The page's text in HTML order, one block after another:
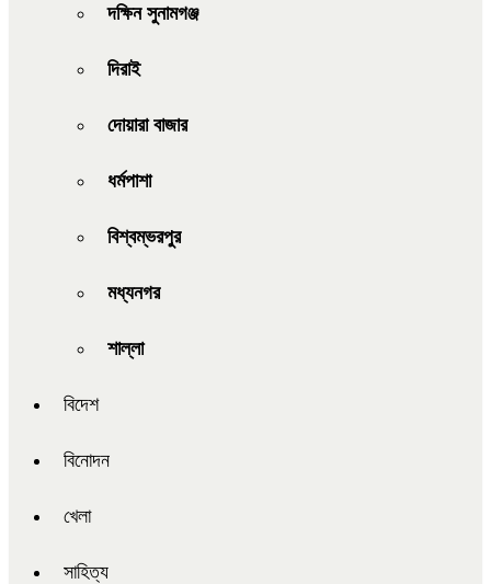
দক্ষিন সুনামগঞ্জ
দিরাই
দোয়ারা বাজার
ধর্মপাশা
বিশ্বম্ভরপুর
মধ্যনগর
শাল্লা
বিদেশ
বিনোদন
খেলা
সাহিত্য